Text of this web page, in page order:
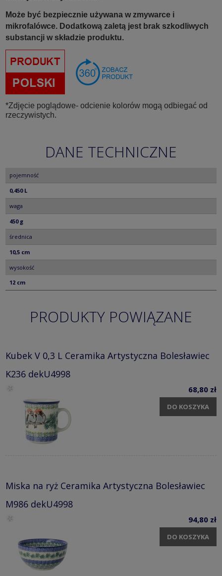
Może być bezpiecznie używana w zmywarce i
mikrofalówce. Dodatkową zaletą jest brak szkodliwych
substancji w składzie produktu.
*Zdjęcie poglądowe- odcienie kolorów mogą odbiegać od
rzeczywistych.
DANE TECHNICZNE
pojemność
0,450 L
waga
450 g
średnica
10,5 cm
wysokość
12 cm
PRODUKTY POWIĄZANE
Kubek V 0,3 L Ceramika Artystyczna Bolesławiec
K236 dekU4998
68,80 zł
DO KOSZYKA
Miska na ryż Ceramika Artystyczna Bolesławiec
M986 dekU4998
94,80 zł
DO KOSZYKA